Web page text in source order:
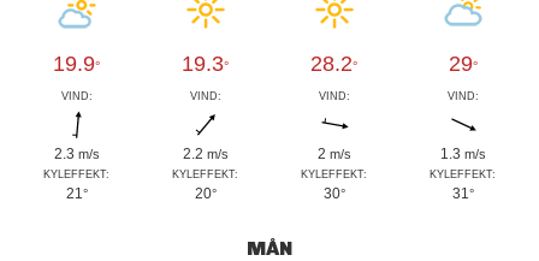
19.9°
VIND:
2.3 m/s
KYLEFFEKT:
21°
19.3°
VIND:
2.2 m/s
KYLEFFEKT:
20°
28.2°
VIND:
2 m/s
KYLEFFEKT:
30°
29°
VIND:
1.3 m/s
KYLEFFEKT:
31°
MÅN